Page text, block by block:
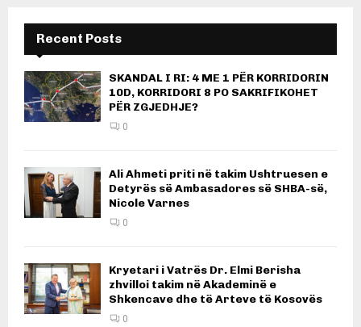
Recent Posts
SKANDAL I RI: 4 ME 1 PËR KORRIDORIN
10D, KORRIDORI 8 PO SAKRIFIKOHET
PËR ZGJEDHJE?
0
Ali Ahmeti priti në takim Ushtruesen e
Detyrës së Ambasadores së SHBA-së,
Nicole Varnes
0
Kryetari i Vatrës Dr. Elmi Berisha
zhvilloi takim në Akademinë e
Shkencave dhe të Arteve të Kosovës
0